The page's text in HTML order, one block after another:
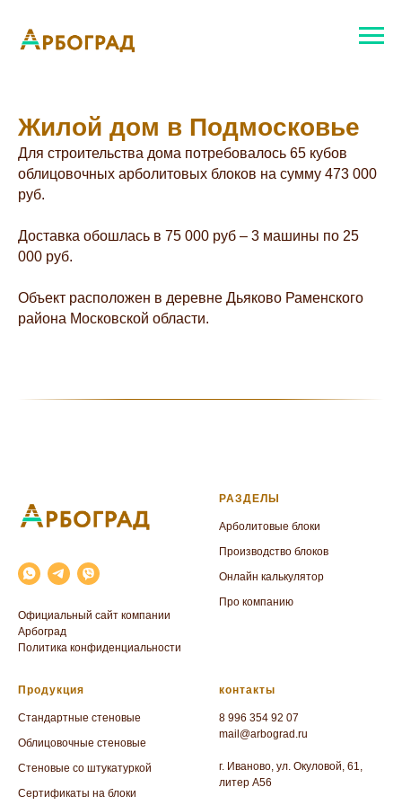
Жилой дом в Подмосковье
Для строительства дома потребовалось 65 кубов
облицовочных арболитовых блоков на сумму 473 000
руб.
Доставка обошлась в 75 000 руб – 3 машины по 25
000 руб.
Объект расположен в деревне Дьяково Раменского
района Московской области.
Официальный сайт компании
Арбоград
Политика конфиденциальности
РАЗДЕЛЫ
Арболитовые блоки
Производство блоков
Онлайн калькулятор
Про компанию
Продукция
Стандартные стеновые
Облицовочные стеновые
Стеновые со штукатуркой
Сертификаты на блоки
контакты
8 996 354 92 07
mail@arbograd.ru
г. Иваново, ул. Окуловой, 61,
литер А56